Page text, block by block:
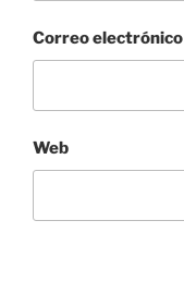
Correo electrónico
Web